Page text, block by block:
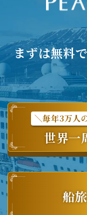
まずは無料
＼毎年3万人
世界一
船